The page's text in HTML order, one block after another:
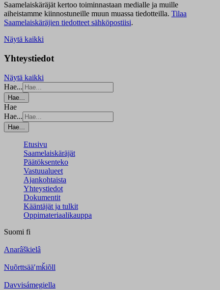
Saamelaiskäräjät kertoo toiminnastaan medialle ja muille
aiheistamme kiinnostuneille muun muassa tiedotteilla. Tilaa
Saamelaiskäräjien tiedotteet sähköpostiisi.
Näytä kaikki
Yhteystiedot
Näytä kaikki
Hae...
Hae...
Hae
Hae...
Hae...
Etusivu
Saamelaiskäräjät
Päätöksenteko
Vastuualueet
Ajankohtaista
Yhteystiedot
Dokumentit
Kääntäjät ja tulkit
Oppimateriaalikauppa
Suomi fi
Anarâškielâ
Nuõrttsääʹmǩiõll
Davvisámegiella